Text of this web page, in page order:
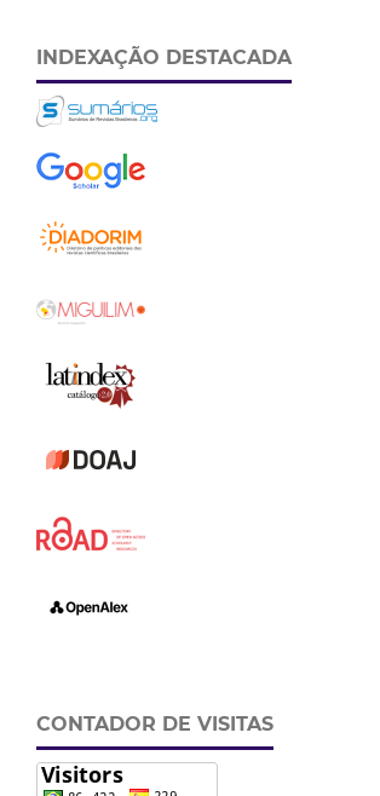
INDEXAÇÃO DESTACADA
CONTADOR DE VISITAS